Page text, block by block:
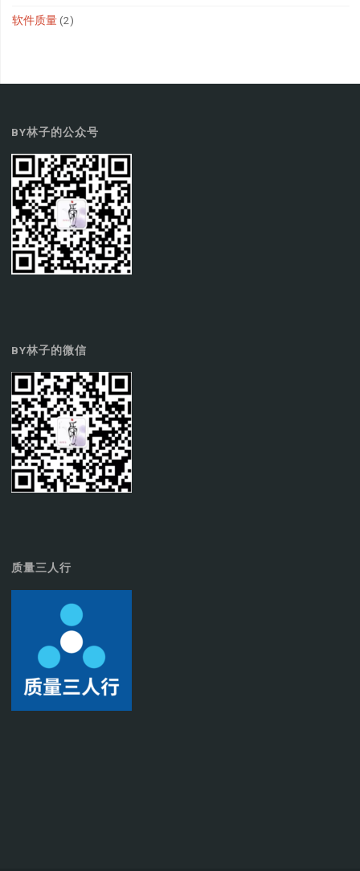
软件质量(2)
BY林子的公众号
BY林子的微信
质量三人行